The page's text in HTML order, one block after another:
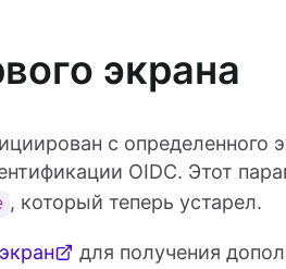
экрана
с определенного
OIDC. Этот
, который теперь устарел.
для получения